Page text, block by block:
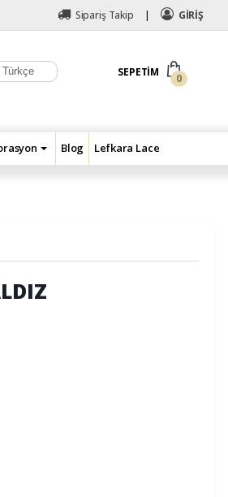
Sipariş Takip GİRİŞ
SEPETIM
0
Blog Lefkara Lace